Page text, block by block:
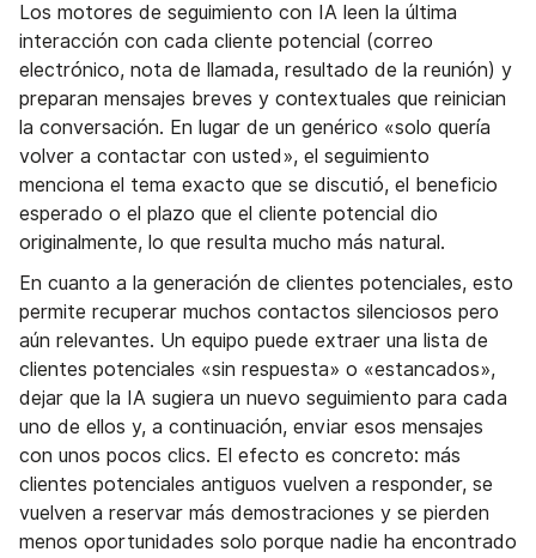
Los motores de seguimiento con IA leen la última
interacción con cada cliente potencial (correo
electrónico, nota de llamada, resultado de la reunión) y
preparan mensajes breves y contextuales que reinician
la conversación. En lugar de un genérico «solo quería
volver a contactar con usted», el seguimiento
menciona el tema exacto que se discutió, el beneficio
esperado o el plazo que el cliente potencial dio
originalmente, lo que resulta mucho más natural.
En cuanto a la generación de clientes potenciales, esto
permite recuperar muchos contactos silenciosos pero
aún relevantes. Un equipo puede extraer una lista de
clientes potenciales «sin respuesta» o «estancados»,
dejar que la IA sugiera un nuevo seguimiento para cada
uno de ellos y, a continuación, enviar esos mensajes
con unos pocos clics. El efecto es concreto: más
clientes potenciales antiguos vuelven a responder, se
vuelven a reservar más demostraciones y se pierden
menos oportunidades solo porque nadie ha encontrado